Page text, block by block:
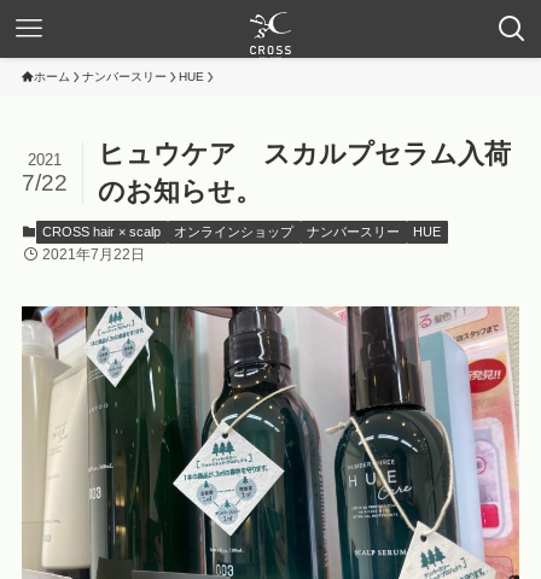
ホーム ナンバースリー HUE
ヒュウケア スカルプセラム入荷
のお知らせ。
2021
7/22
CROSS hair × scalp オンラインショップ ナンバースリー HUE
2021年7月22日